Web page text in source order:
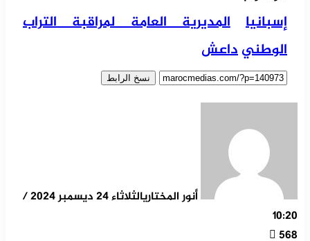
إسبانيا
المديرية العامة لمراقبة التراب
الوطنيداعش
نسخ الرابط
أنور المختاري
الثلاثاء 24 ديسمبر 2024 /
10:20
568